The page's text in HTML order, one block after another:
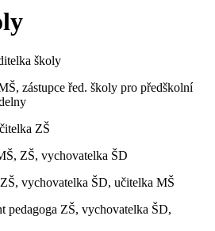
školy
zástupce řed. školy pro předškolní
ZŠ
ZŠ, vychovatelka ŠD
vychovatelka ŠD, učitelka MŠ
pedagoga ZŠ, vychovatelka ŠD,